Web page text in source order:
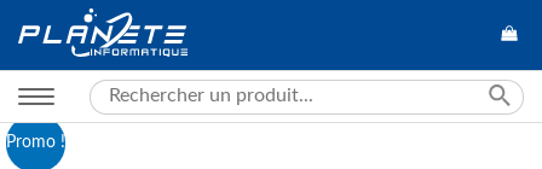
Search
for:
Promo !